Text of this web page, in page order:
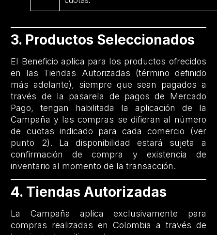
3. Productos Seleccionados
El Beneficio aplica para los productos ofrecidos
en las Tiendas Autorizadas (término definido
más adelante), siempre que sean pagados a
través de la pasarela de pagos de Mercado
Pago, tengan habilitada la aplicación de la
Campaña y las compras se difieran al número
de cuotas indicado para cada comercio (ver
punto 2). La disponibilidad estará sujeta a
confirmación de compra y existencia de
inventario al momento de la transacción.
4. Tiendas Autorizadas
La Campaña aplica exclusivamente para
compras realizadas en Colombia a través de